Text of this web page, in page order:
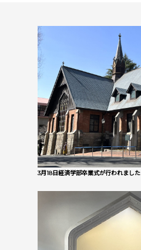
3月18日経済学部卒業式が行われました